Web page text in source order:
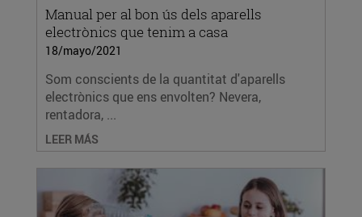
Manual per al bon ús dels aparells
electrònics que tenim a casa
18/mayo/2021
Som conscients de la quantitat d'aparells
electrònics que ens envolten? Nevera,
rentadora, ...
LEER MÁS